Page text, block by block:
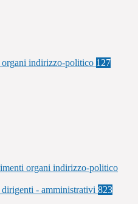
indirizzo-politico 127
organi indirizzo-politico
- amministrativi 823